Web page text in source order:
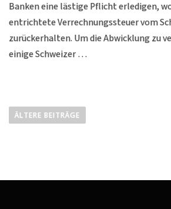
Banken eine lästige Pflicht erledigen,
entrichtete Verrechnungssteuer vom
zurückerhalten. Um die Abwicklung zu
einige Schweizer …
e
i
ÄLTERE BEITRÄGE